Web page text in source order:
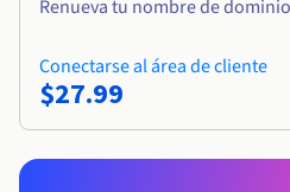
Renueva tu nombre de
Conectarse al área de cliente
$27.99